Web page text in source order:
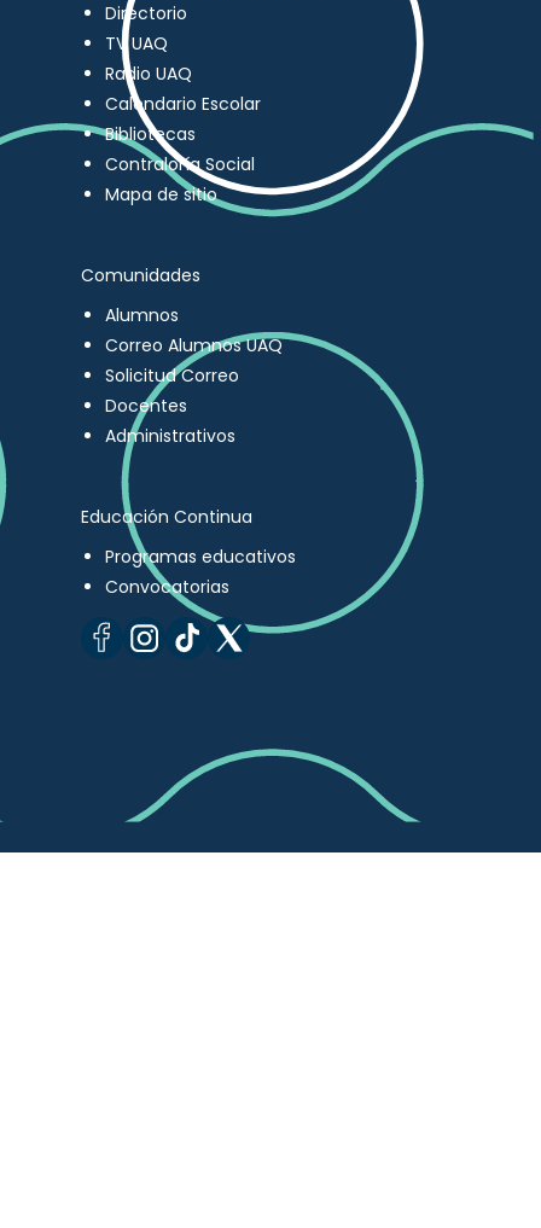
Directorio
TV UAQ
Radio UAQ
Calendario Escolar
Bibliotecas
Contraloría Social
Mapa de sitio
Comunidades
Alumnos
Correo Alumnos UAQ
Solicitud Correo
Docentes
Administrativos
Educación Continua
Programas educativos
Convocatorias